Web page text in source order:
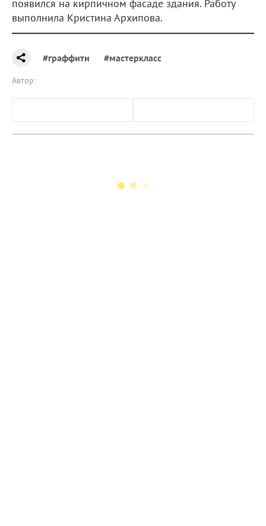
появился на кирпичном фасаде здания. Работу
выполнила Кристина Архипова.
#граффити #мастеркласс
Автор: